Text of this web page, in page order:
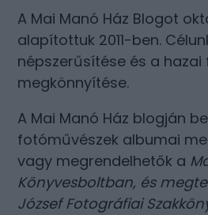
A Mai Manó Ház Blogot
alapítottuk 2011-ben.
népszerűsítése és a
megkönnyítése.
A Mai Manó Ház blogján
fotóművészek albumai
vagy megrendelhetők a
Könyvesboltban, és
József Fotográfiai